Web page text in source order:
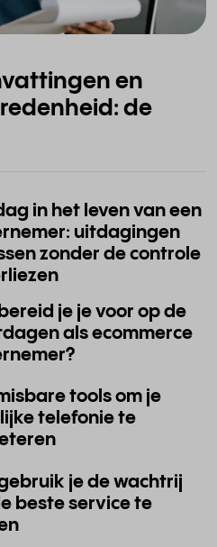
en
de
uitdagingen
zonder de controle
als ecommerce
telefonie te
beste service te